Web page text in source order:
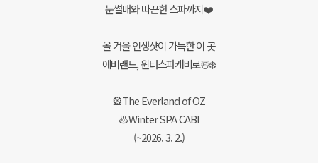
눈썰매와 따끈한 스파까지❤️
올 겨울 인생샷이 가득한 이 곳
에버랜드, 윈터스파캐비로☃️❄️
🎡The Everland of OZ
♨️Winter SPA CABI
(~2026. 3. 2.)